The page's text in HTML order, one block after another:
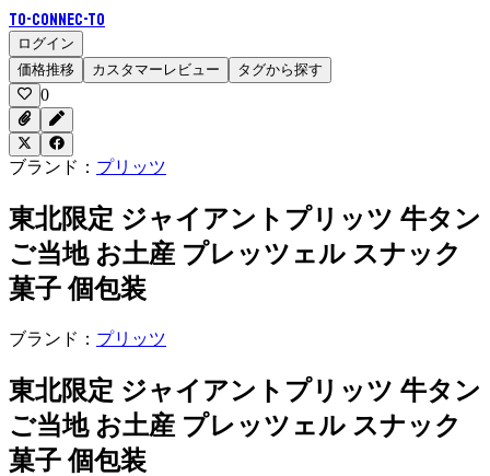
To-Connec-TO
ログイン
価格推移
カスタマーレビュー タグから探す
0
ブランド： プリッツ
東北限定 ジャイアントプリッツ 牛タン
ご当地 お土産 プレッツェル スナック
菓子 個包装
ブランド： プリッツ
東北限定 ジャイアントプリッツ 牛タン
ご当地 お土産 プレッツェル スナック
菓子 個包装